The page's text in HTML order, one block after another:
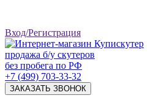
Вход/Регистрация
продажа б/у скутеров
без пробега по РФ
+7 (499) 703-33-32
ЗАКАЗАТЬ ЗВОНОК